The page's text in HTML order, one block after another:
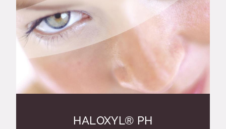
HALOXYL® PH